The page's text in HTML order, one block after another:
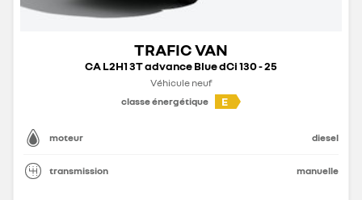
TRAFIC VAN
CA L2H1 3T advance Blue dCi 130 - 25
Véhicule neuf
classe énergétique
E
moteur diesel
transmission manuelle